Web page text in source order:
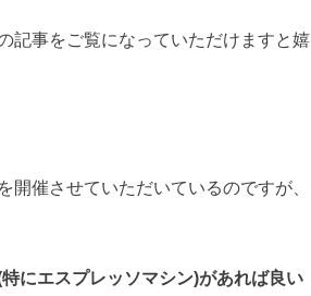
記事をご覧になっていただけますと嬉
催させていただいているのですが、
にエスプレッソマシン)があれば良い